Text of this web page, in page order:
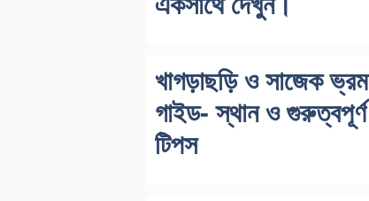
খাগড়াছড়ি ও সাজেক
গাইড- স্থান ও
টিপস